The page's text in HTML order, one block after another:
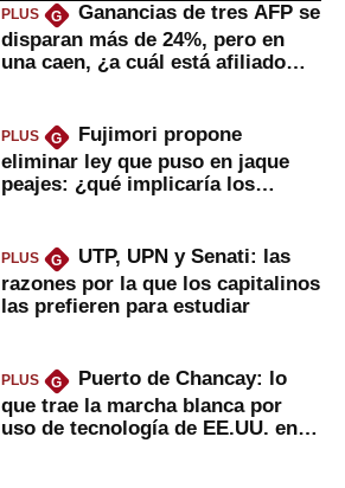
PLUS G
Ganancias de tres AFP se
disparan más de 24%, pero en
una caen, ¿a cuál está afiliado
PLUS G
Fujimori propone
eliminar ley que puso en jaque
peajes: ¿qué implicaría los
PLUS G
UTP, UPN y Senati: las
razones por la que los capitalinos
las prefieren para estudiar
PLUS G
Puerto de Chancay: lo
que trae la marcha blanca por
uso de tecnología de EE.UU. en